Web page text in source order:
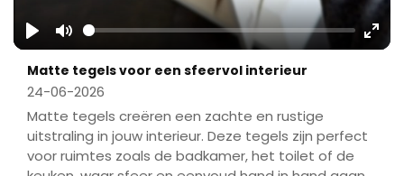
Play Mute
Matte tegels voor een sfeervol interieur
24-06-2026
Matte tegels creëren een zachte en rustige
uitstraling in jouw interieur. Deze tegels zijn perfect
voor ruimtes zoals de badkamer, het toilet of de